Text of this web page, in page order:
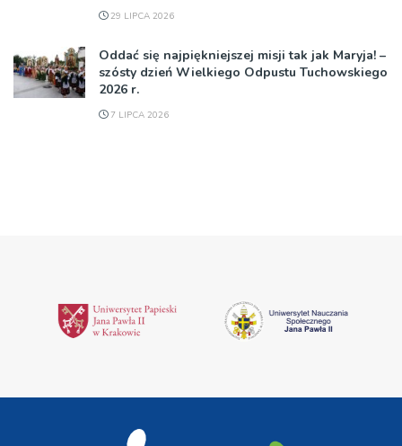
29 LIPCA 2026
Oddać się najpiękniejszej misji tak jak Maryja! –
szósty dzień Wielkiego Odpustu Tuchowskiego
2026 r.
7 LIPCA 2026